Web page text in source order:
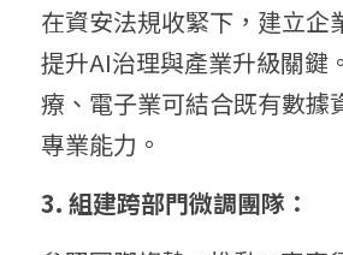
在資安法規收緊下，建立企
提升AI治理與產業升級關鍵
療、電子業可結合既有數據
專業能力。
3. 組建跨部門微調團隊：